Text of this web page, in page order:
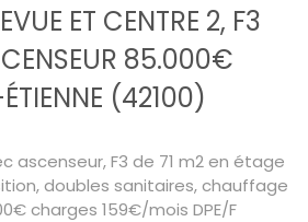
ET CENTRE 2, F3
85.000€
(42100)
ascenseur, F3 de 71 m2 en étage
doubles sanitaires, chauffage
charges 159€/mois DPE/F